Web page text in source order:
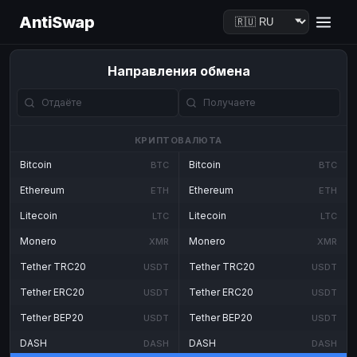
AntiSwap
Направления обмена
КРИПТОВАЛЮТА
Bitcoin BTC
Ethereum ETH
Litecoin LTC
Monero XMR
Tether TRC20 USDT
Tether ERC20 USDT
Tether BEP20 USDT
DASH DASH
Bitcoin BTC
Ethereum ETH
Litecoin LTC
Monero XMR
Tether TRC20 USDT
Tether ERC20 USDT
Tether BEP20 USDT
DASH DASH